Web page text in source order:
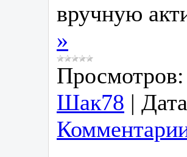
вручную
»
Просмотров:
Шак78 |